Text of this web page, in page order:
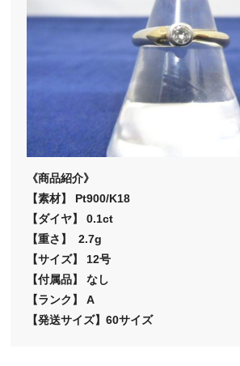
《商品紹介》
【素材】 Pt900/K18
【ダイヤ】 0.1ct
【重さ】 2.7g
【サイズ】 12号
【付属品】 なし
【ランク】 A
【発送サイズ】60サイズ